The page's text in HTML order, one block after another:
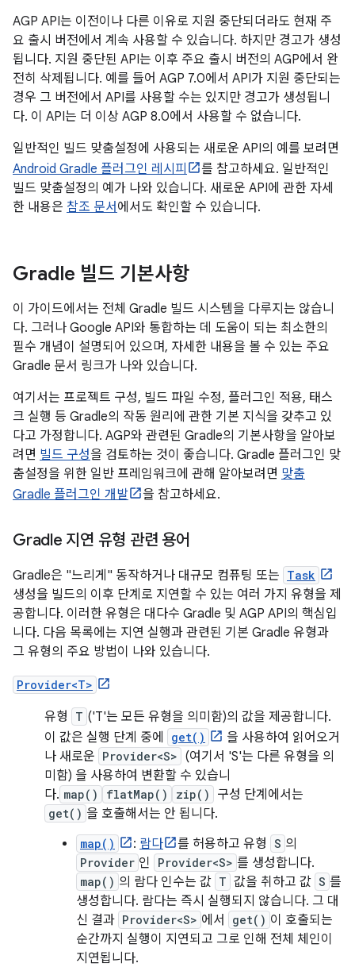
AGP API는 이전이나 다른 이유로 지원 중단되더라도 현재 주
요 출시 버전에서 계속 사용할 수 있습니다. 하지만 경고가 생성
됩니다. 지원 중단된 API는 이후 주요 출시 버전의 AGP에서 완
전히 삭제됩니다. 예를 들어 AGP 7.0에서 API가 지원 중단되는
경우 그 버전에서 API를 사용할 수는 있지만 경고가 생성됩니
다. 이 API는 더 이상 AGP 8.0에서 사용할 수 없습니다.
일반적인 빌드 맞춤설정에 사용되는 새로운 API의 예를 보려면
Android Gradle 플러그인 레시피
를 참고하세요. 일반적인
빌드 맞춤설정의 예가 나와 있습니다. 새로운 API에 관한 자세
한 내용은 참조 문서 에서도 확인할 수 있습니다.
Gradle 빌드 기본사항
이 가이드에서는 전체 Gradle 빌드 시스템을 다루지는 않습니
다. 그러나 Google API와 통합하는 데 도움이 되는 최소한의
필수 개념이 설명되어 있으며, 자세한 내용을 볼 수 있는 주요
Gradle 문서 링크가 나와 있습니다.
여기서는 프로젝트 구성, 빌드 파일 수정, 플러그인 적용, 태스
크 실행 등 Gradle의 작동 원리에 관한 기본 지식을 갖추고 있
다고 가정합니다. AGP와 관련된 Gradle의 기본사항을 알아보
려면 빌드 구성을 검토하는 것이 좋습니다. Gradle 플러그인 맞
춤설정을 위한 일반 프레임워크에 관해 알아보려면 맞춤
Gradle 플러그인 개발
을 참고하세요.
Gradle 지연 유형 관련 용어
Gradle은 "느리게" 동작하거나 대규모 컴퓨팅 또는 Task
생성을 빌드의 이후 단계로 지연할 수 있는 여러 가지 유형을 제
공합니다. 이러한 유형은 대다수 Gradle 및 AGP API의 핵심입
니다. 다음 목록에는 지연 실행과 관련된 기본 Gradle 유형과
그 유형의 주요 방법이 나와 있습니다.
Provider<T>
유형 T ('T'는 모든 유형을 의미함)의 값을 제공합니다.
이 값은 실행 단계 중에
get()
을 사용하여 읽어오거
나 새로운 Provider<S> (여기서 'S'는 다른 유형을 의
미함) 을 사용하여 변환할 수 있습니
다. map() flatMap() zip() 구성 단계에서는
get() 을 호출해서는 안 됩니다.
map() : 람다 를 허용하고 유형 S 의
Provider 인 Provider<S> 를 생성합니다.
map() 의 람다 인수는 값 T 값을 취하고 값 S 를
생성합니다. 람다는 즉시 실행되지 않습니다. 그 대
신 결과 Provider<S> 에서 get() 이 호출되는
순간까지 실행이 지연되고 그로 인해 전체 체인이
지연됩니다.